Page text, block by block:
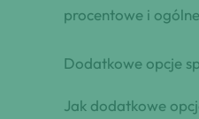
procentowe i
Dodatkowe opcje
Jak dodatkowe